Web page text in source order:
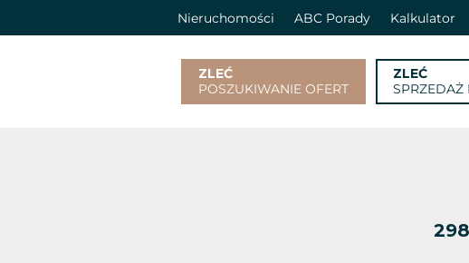
Nieruchomości ABC Porady Kalkulator
ZLEĆ
POSZUKIWANIE OFERT
ZLEĆ
SPRZEDAŻ